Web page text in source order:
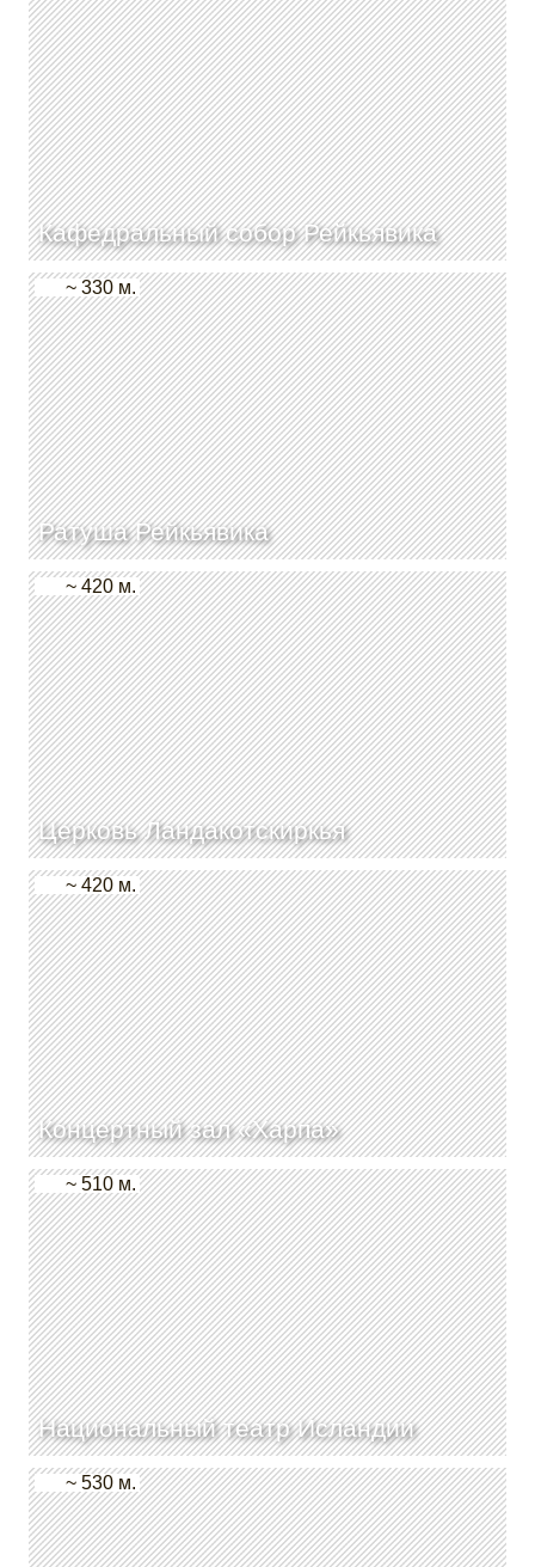
Кафедральный собор Рейкьявика
Ратуша Рейкьявика
~ 330 м.
Церковь Ландакотскиркья
~ 420 м.
Концертный зал «Харпа»
~ 420 м.
Национальный театр Исландии
~ 510 м.
~ 530 м.